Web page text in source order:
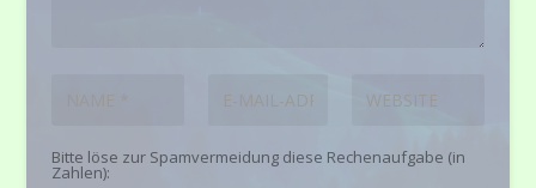
Bitte löse zur Spamvermeidung diese Rechenaufgabe (in
Zahlen):